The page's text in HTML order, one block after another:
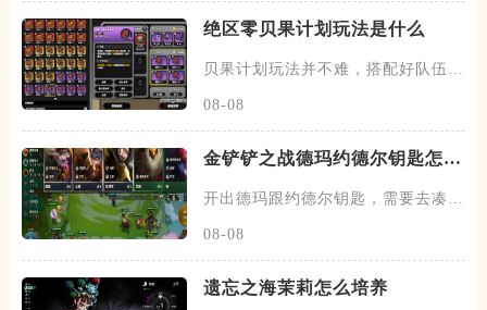
绝区零贝果计划玩法是什么
贝果计划玩法并不难，搭配好队伍和
08-08
金铲铲之战德玛约德尔钥匙怎么
开出德玛跟约德尔钥匙，需要去凑约
08-08
遗忘之海茉莉怎么培养